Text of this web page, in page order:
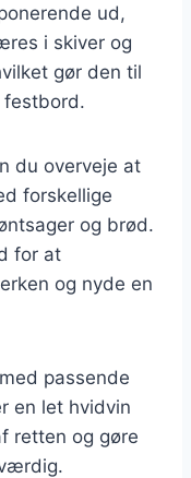
ud,
i skiver og
gør den til
festbord.
du overveje at
forskellige
og brød.
for at
og nyde en
passende
en let hvidvin
retten og gøre